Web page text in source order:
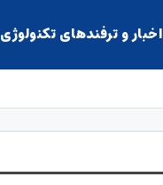
اخبار و ترفندهای تکنولوژی